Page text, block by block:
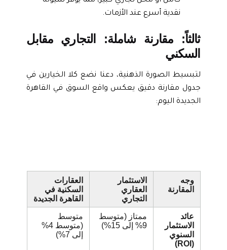
نقدية أسرع عند الأزمات.
ثالثاً: مقارنة شاملة: التجاري مقابل
السكني
لتبسيط الصورة الذهنية، دعنا نضع كلا الخيارين في
جدول مقارنة دقيق يعكس واقع السوق في القاهرة
الجديدة اليوم:
المقارنة
الاستثمار
العقاري
التجاري
العقارات
السكنية في
القاهرة الجديدة
الاستثمار
السنوي
ممتاز (متوسط
متوسط
(متوسط 4%